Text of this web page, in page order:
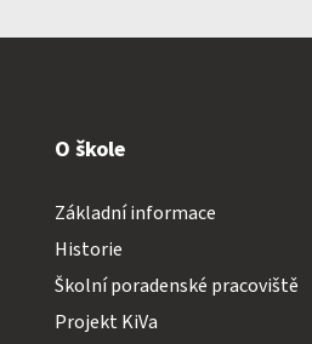
O škole
Základní informace
Historie
Školní poradenské pracoviště
Projekt KiVa